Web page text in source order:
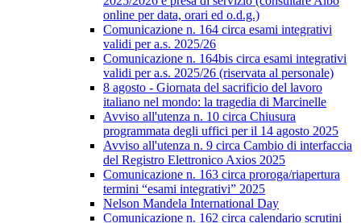
online per data, orari ed o.d.g.)
Comunicazione n. 164 circa esami integrativi
validi per a.s. 2025/26
Comunicazione n. 164bis circa esami integrativi
validi per a.s. 2025/26 (riservata al personale)
8 agosto - Giornata del sacrificio del lavoro
italiano nel mondo: la tragedia di Marcinelle
Avviso all'utenza n. 10 circa Chiusura
programmata degli uffici per il 14 agosto 2025
Avviso all'utenza n. 9 circa Cambio di interfaccia
del Registro Elettronico Axios 2025
Comunicazione n. 163 circa proroga/riapertura
termini “esami integrativi” 2025
Nelson Mandela International Day
Comunicazione n. 162 circa calendario scrutini